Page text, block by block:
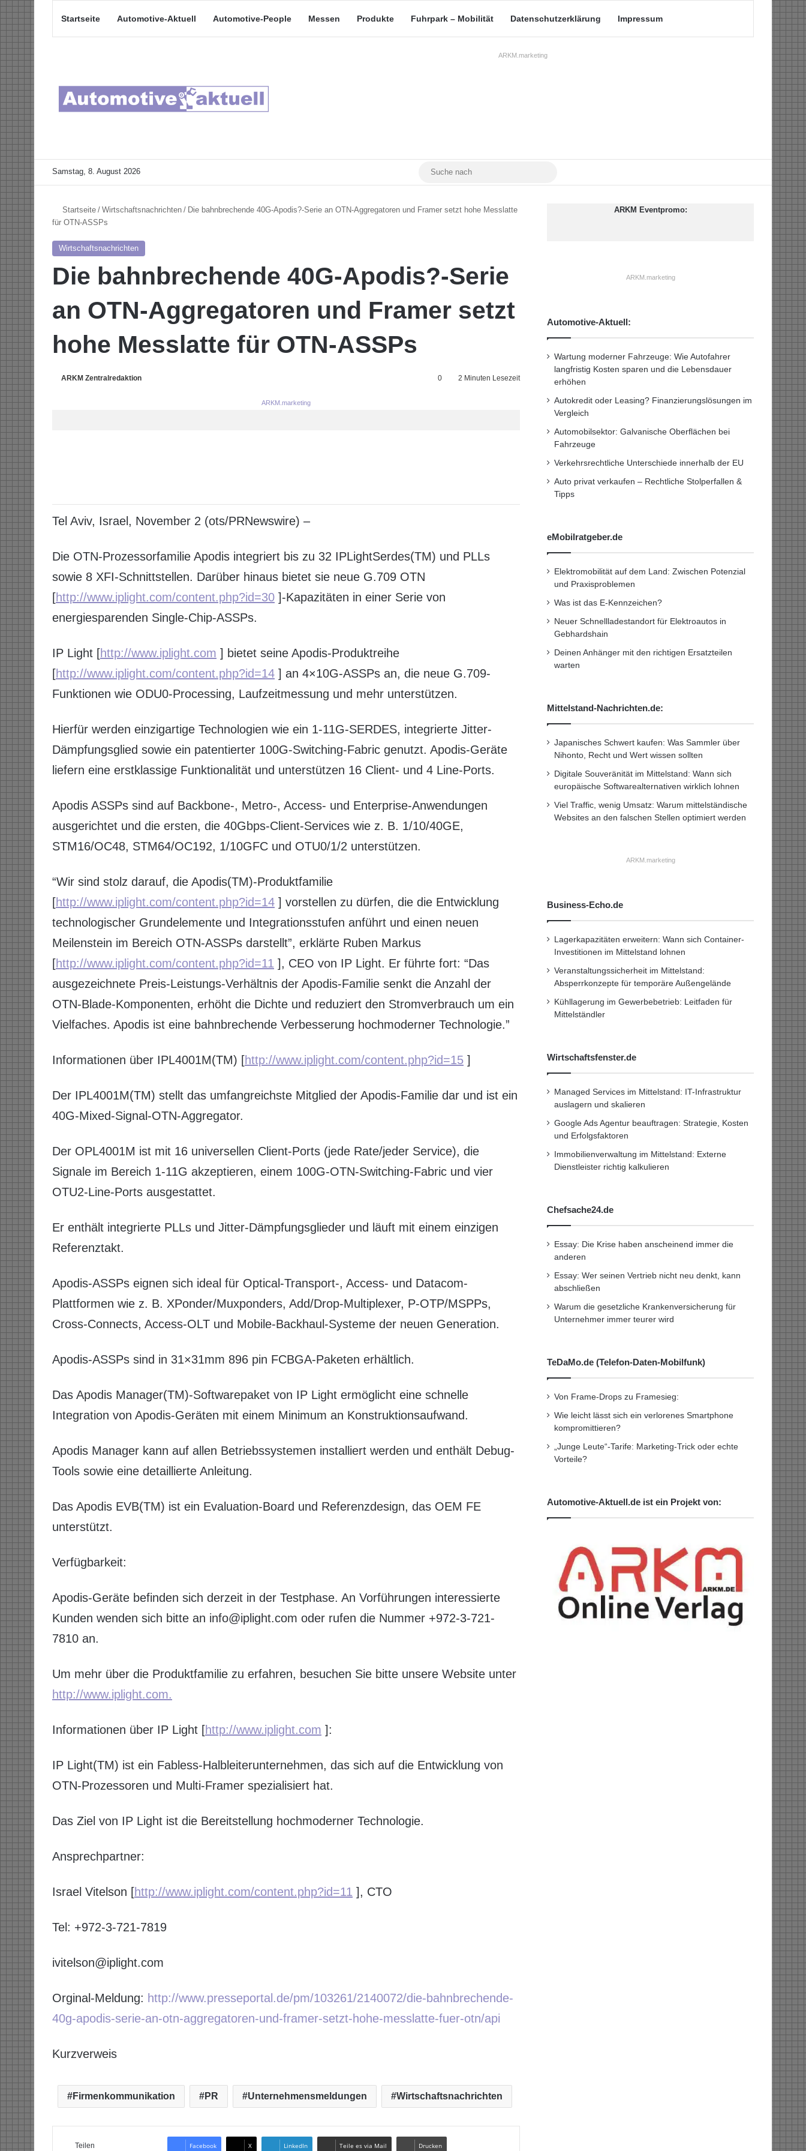
Startseite Automotive-Aktuell Automotive-People Messen Produkte Fuhrpark – Mobilität Datenschutzerklärung Impressum
ARKM.marketing
Samstag, 8. August 2026 YouTubeMastodon
Startseite / Wirtschaftsnachrichten / Die bahnbrechende 40G-Apodis?-Serie an OTN-Aggregatoren und Framer setzt hohe Messlatte
für OTN-ASSPs
Wirtschaftsnachrichten
Die bahnbrechende 40G-Apodis?-Serie
an OTN-Aggregatoren und Framer setzt
hohe Messlatte für OTN-ASSPs
ARKM Zentralredaktion 0 2 Minuten Lesezeit
ARKM.marketing
Tel Aviv, Israel, November 2 (ots/PRNewswire) –
Die OTN-Prozessorfamilie Apodis integriert bis zu 32 IPLightSerdes(TM) und PLLs
sowie 8 XFI-Schnittstellen. Darüber hinaus bietet sie neue G.709 OTN
[http://www.iplight.com/content.php?id=30 ]-Kapazitäten in einer Serie von
energiesparenden Single-Chip-ASSPs.
IP Light [http://www.iplight.com ] bietet seine Apodis-Produktreihe
[http://www.iplight.com/content.php?id=14 ] an 4×10G-ASSPs an, die neue G.709-
Funktionen wie ODU0-Processing, Laufzeitmessung und mehr unterstützen.
Hierfür werden einzigartige Technologien wie ein 1-11G-SERDES, integrierte Jitter-
Dämpfungsglied sowie ein patentierter 100G-Switching-Fabric genutzt. Apodis-Geräte
liefern eine erstklassige Funktionalität und unterstützen 16 Client- und 4 Line-Ports.
Apodis ASSPs sind auf Backbone-, Metro-, Access- und Enterprise-Anwendungen
ausgerichtet und die ersten, die 40Gbps-Client-Services wie z. B. 1/10/40GE,
STM16/OC48, STM64/OC192, 1/10GFC und OTU0/1/2 unterstützen.
“Wir sind stolz darauf, die Apodis(TM)-Produktfamilie
[http://www.iplight.com/content.php?id=14 ] vorstellen zu dürfen, die die Entwicklung
technologischer Grundelemente und Integrationsstufen anführt und einen neuen
Meilenstein im Bereich OTN-ASSPs darstellt”, erklärte Ruben Markus
[http://www.iplight.com/content.php?id=11 ], CEO von IP Light. Er führte fort: “Das
ausgezeichnete Preis-Leistungs-Verhältnis der Apodis-Familie senkt die Anzahl der
OTN-Blade-Komponenten, erhöht die Dichte und reduziert den Stromverbrauch um ein
Vielfaches. Apodis ist eine bahnbrechende Verbesserung hochmoderner Technologie.”
Informationen über IPL4001M(TM) [http://www.iplight.com/content.php?id=15 ]
Der IPL4001M(TM) stellt das umfangreichste Mitglied der Apodis-Familie dar und ist ein
40G-Mixed-Signal-OTN-Aggregator.
Der OPL4001M ist mit 16 universellen Client-Ports (jede Rate/jeder Service), die
Signale im Bereich 1-11G akzeptieren, einem 100G-OTN-Switching-Fabric und vier
OTU2-Line-Ports ausgestattet.
Er enthält integrierte PLLs und Jitter-Dämpfungsglieder und läuft mit einem einzigen
Referenztakt.
Apodis-ASSPs eignen sich ideal für Optical-Transport-, Access- und Datacom-
Plattformen wie z. B. XPonder/Muxponders, Add/Drop-Multiplexer, P-OTP/MSPPs,
Cross-Connects, Access-OLT und Mobile-Backhaul-Systeme der neuen Generation.
Apodis-ASSPs sind in 31×31mm 896 pin FCBGA-Paketen erhältlich.
Das Apodis Manager(TM)-Softwarepaket von IP Light ermöglicht eine schnelle
Integration von Apodis-Geräten mit einem Minimum an Konstruktionsaufwand.
Apodis Manager kann auf allen Betriebssystemen installiert werden und enthält Debug-
Tools sowie eine detaillierte Anleitung.
Das Apodis EVB(TM) ist ein Evaluation-Board und Referenzdesign, das OEM FE
unterstützt.
Verfügbarkeit:
Apodis-Geräte befinden sich derzeit in der Testphase. An Vorführungen interessierte
Kunden wenden sich bitte an info@iplight.com oder rufen die Nummer +972-3-721-
7810 an.
Um mehr über die Produktfamilie zu erfahren, besuchen Sie bitte unsere Website unter
http://www.iplight.com.
Informationen über IP Light [http://www.iplight.com ]:
IP Light(TM) ist ein Fabless-Halbleiterunternehmen, das sich auf die Entwicklung von
OTN-Prozessoren und Multi-Framer spezialisiert hat.
Das Ziel von IP Light ist die Bereitstellung hochmoderner Technologie.
Ansprechpartner:
Israel Vitelson [http://www.iplight.com/content.php?id=11 ], CTO
Tel: +972-3-721-7819
ivitelson@iplight.com
Orginal-Meldung: http://www.presseportal.de/pm/103261/2140072/die-bahnbrechende-
40g-apodis-serie-an-otn-aggregatoren-und-framer-setzt-hohe-messlatte-fuer-otn/api
Kurzverweis
Firmenkommunikation PR Unternehmensmeldungen Wirtschaftsnachrichten
Teilen Facebook X LinkedIn Teile es via Mail Drucken
ARKM Eventpromo:
ARKM.marketing
Automotive-Aktuell:
Wartung moderner Fahrzeuge: Wie Autofahrer
langfristig Kosten sparen und die Lebensdauer
erhöhen
Autokredit oder Leasing? Finanzierungslösungen im
Vergleich
Automobilsektor: Galvanische Oberflächen bei
Fahrzeuge
Verkehrsrechtliche Unterschiede innerhalb der EU
Auto privat verkaufen – Rechtliche Stolperfallen &
Tipps
eMobilratgeber.de
Elektromobilität auf dem Land: Zwischen Potenzial
und Praxisproblemen
Was ist das E-Kennzeichen?
Neuer Schnellladestandort für Elektroautos in
Gebhardshain
Deinen Anhänger mit den richtigen Ersatzteilen
warten
Mittelstand-Nachrichten.de:
Japanisches Schwert kaufen: Was Sammler über
Nihonto, Recht und Wert wissen sollten
Digitale Souveränität im Mittelstand: Wann sich
europäische Softwarealternativen wirklich lohnen
Viel Traffic, wenig Umsatz: Warum mittelständische
Websites an den falschen Stellen optimiert werden
ARKM.marketing
Business-Echo.de
Lagerkapazitäten erweitern: Wann sich Container-
Investitionen im Mittelstand lohnen
Veranstaltungssicherheit im Mittelstand:
Absperrkonzepte für temporäre Außengelände
Kühllagerung im Gewerbebetrieb: Leitfaden für
Mittelständler
Wirtschaftsfenster.de
Managed Services im Mittelstand: IT-Infrastruktur
auslagern und skalieren
Google Ads Agentur beauftragen: Strategie, Kosten
und Erfolgsfaktoren
Immobilienverwaltung im Mittelstand: Externe
Dienstleister richtig kalkulieren
Chefsache24.de
Essay: Die Krise haben anscheinend immer die
anderen
Essay: Wer seinen Vertrieb nicht neu denkt, kann
abschließen
Warum die gesetzliche Krankenversicherung für
Unternehmer immer teurer wird
TeDaMo.de (Telefon-Daten-Mobilfunk)
Von Frame-Drops zu Framesieg:
Wie leicht lässt sich ein verlorenes Smartphone
kompromittieren?
„Junge Leute“-Tarife: Marketing-Trick oder echte
Vorteile?
Automotive-Aktuell.de ist ein Projekt von: